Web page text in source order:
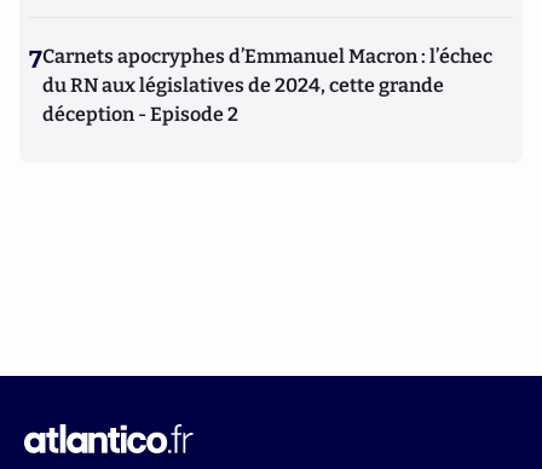
7Carnets apocryphes d’Emmanuel Macron : l’échec
du RN aux législatives de 2024, cette grande
déception - Episode 2